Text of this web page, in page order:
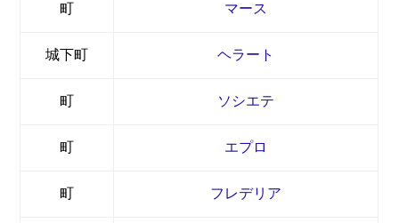
町 マース
城下町 ヘラート
町 ソシエテ
町 エプロ
町 フレデリア